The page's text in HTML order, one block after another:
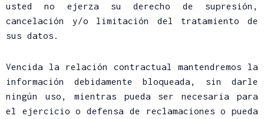
usted no ejerza su derecho de supresión,
cancelación y/o limitación del tratamiento de
sus datos.
Vencida la relación contractual mantendremos la
información debidamente bloqueada, sin darle
ningún uso, mientras pueda ser necesaria para
el ejercicio o defensa de reclamaciones o pueda